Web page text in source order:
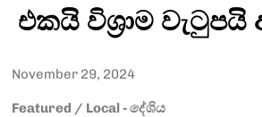
එකයි විශ්‍රාම
November 29, 2024
Featured / Local - දේශිය